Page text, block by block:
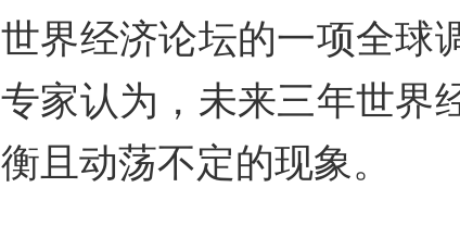
世界经济论坛的一项全球
专家认为，未来三年世界
衡且动荡不定的现象。